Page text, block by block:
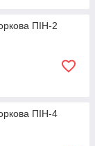
ПІН-2
ПІН-4